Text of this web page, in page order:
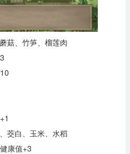
菇、竹笋、榴莲肉
茭白、玉米、水稻
康值+3